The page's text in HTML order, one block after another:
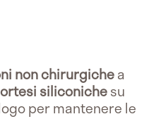
non chirurgichea
ortesi siliconichesu
per mantenere le